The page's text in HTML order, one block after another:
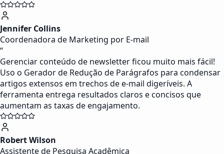
Jennifer Collins
Coordenadora de Marketing por E-mail
“
Gerenciar conteúdo de newsletter ficou muito mais fácil!
Uso o Gerador de Redução de Parágrafos para condensar
artigos extensos em trechos de e-mail digeríveis. A
ferramenta entrega resultados claros e concisos que
aumentam as taxas de engajamento.
Robert Wilson
Assistente de Pesquisa Acadêmica